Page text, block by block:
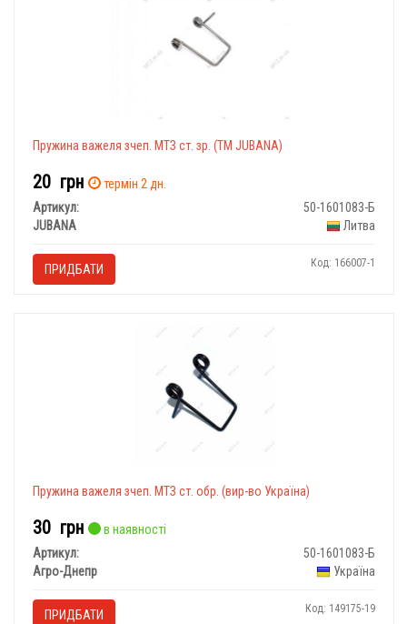
Пружина важеля зчеп. МТЗ ст. зр. (ТМ JUBANA)
20 грн
термін 2 дн.
Артикул:
50-1601083-Б
JUBANA
Литва
ПРИДБАТИ Код: 166007-1
Пружина важеля зчеп. МТЗ ст. обр. (вир-во Україна)
30 грн
в наявності
Артикул:
50-1601083-Б
Агро-Днепр
Україна
ПРИДБАТИ Код: 149175-19